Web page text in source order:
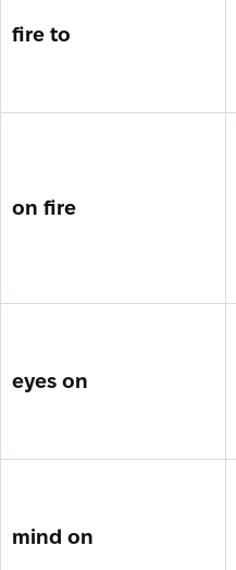
fire to
on fire
eyes on
mind on